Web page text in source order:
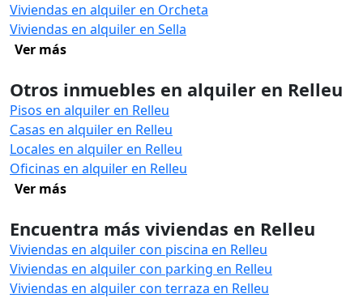
Viviendas en alquiler en Orcheta
Viviendas en alquiler en Sella
Ver más
Otros inmuebles en alquiler en Relleu
Pisos en alquiler en Relleu
Casas en alquiler en Relleu
Locales en alquiler en Relleu
Oficinas en alquiler en Relleu
Ver más
Encuentra más viviendas en Relleu
Viviendas en alquiler con piscina en Relleu
Viviendas en alquiler con parking en Relleu
Viviendas en alquiler con terraza en Relleu